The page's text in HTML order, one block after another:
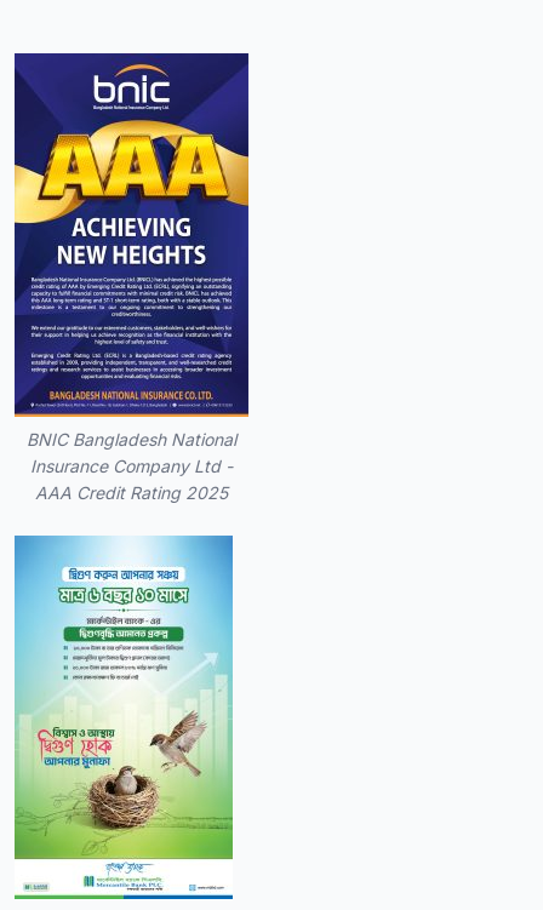
BNIC Bangladesh National
Insurance Company Ltd -
AAA Credit Rating 2025